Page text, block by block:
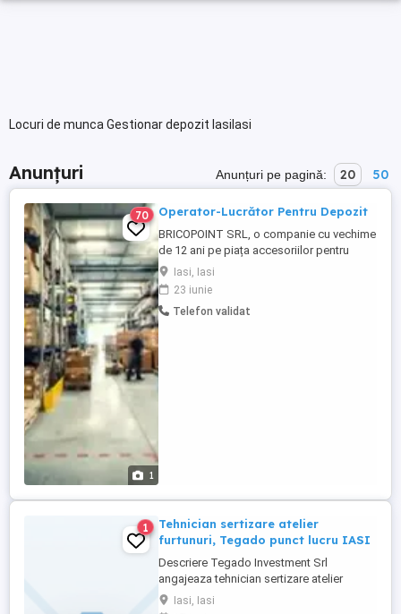
Locuri de munca Gestionar depozit IasiIasi
Anunțuri Anunțuri pe pagină: 20 50
1
70 Operator-Lucrător Pentru Depozit
BRICOPOINT SRL, o companie cu vechime
de 12 ani pe piața accesoriilor pentru
construcții, caută pentru punctul de lucru
din iași un RESPONSABIL DEPOZIT.
APLICA LA ACEST JOB DOAR DACA: - AI
EXPERIENTA SI AI MAI LUCRAT PE UN JOB
Iasi, Iasi
23 iunie
Telefon validat
1
Tehnician sertizare atelier
furtunuri, Tegado punct lucru IASI
Descriere Tegado Investment Srl
angajeaza tehnician sertizare atelier
furtunuri pentru punct lucru din sos.
Pacurari nr. 138 IASI. Program de lucru: L -
Iasi, Iasi